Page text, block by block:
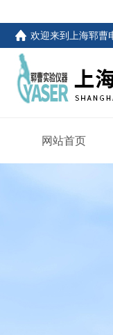
欢迎来到 上海郓
网站首页